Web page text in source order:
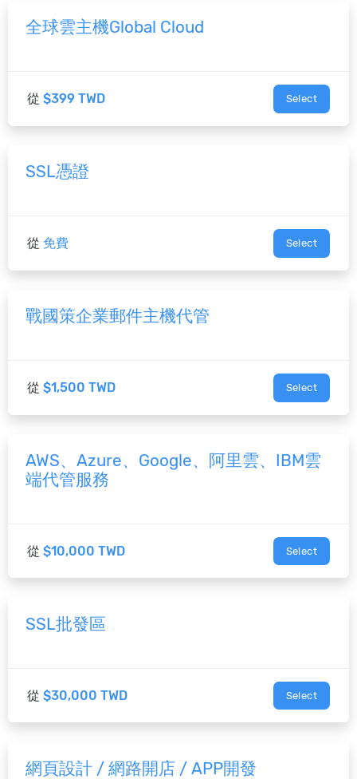
全球雲主機Global Cloud
從 $399 TWD Select
SSL憑證
從 免費 Select
戰國策企業郵件主機代管
從 $1,500 TWD Select
AWS、Azure、Google、阿里雲、IBM雲
端代管服務
從 $10,000 TWD Select
SSL批發區
從 $30,000 TWD Select
網頁設計 / 網路開店 / APP開發